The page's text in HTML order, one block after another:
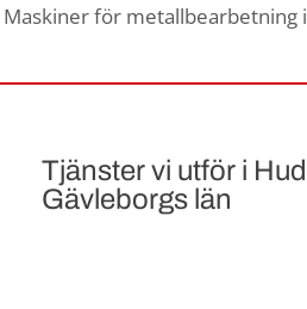
Maskiner för metallbearbetning
Tjänster vi utför i
Gävleborgs län